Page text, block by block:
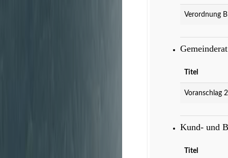
Verordnung
Titel
Voranschlag
Kund- und
Titel